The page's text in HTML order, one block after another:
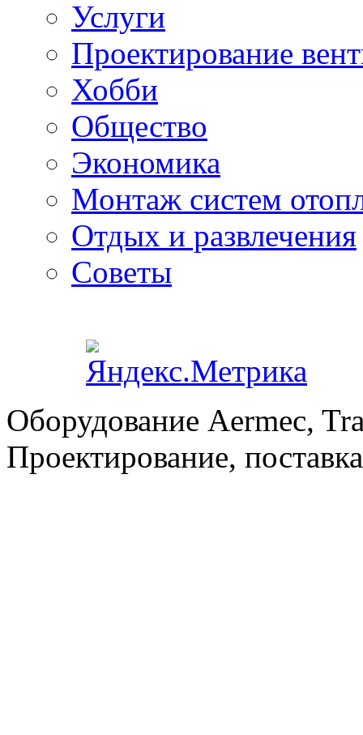
Услуги
Проектирование
Хобби
Общество
Экономика
Монтаж систем
Отдых и развлечения
Советы
Оборудование Aermec,
Проектирование,